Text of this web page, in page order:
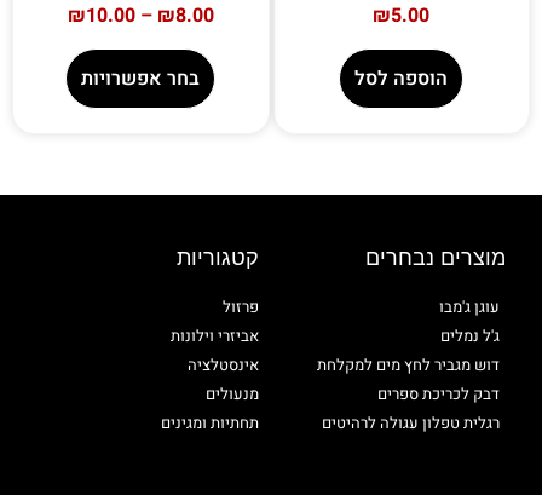
₪5.00
הוספה לסל
₪8.00
–
₪10.00
בחר אפשרויות
מוצרים נבחרים
עוגן ג'מבו
ג'ל נמלים
דוש מגביר לחץ מים למקלחת
דבק לכריכת ספרים
רגלית טפלון עגולה לרהיטים
קטגוריות
פרזול
אביזרי וילונות
אינסטלציה
מנעולים
תחתיות ומגינים